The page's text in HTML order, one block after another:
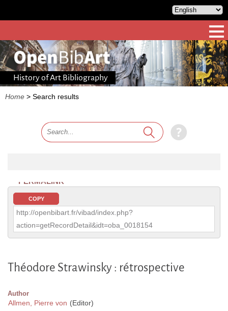
History of Art Bibliography
Home > Search results
PERMALINK
COPY
http://openbibart.fr/vibad/index.php?
action=getRecordDetail&idt=oba_0018154
Théodore Strawinsky : rétrospective
Author
Allmen, Pierre von (Editor)